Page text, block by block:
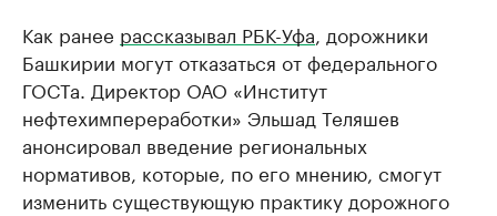
Как ранее рассказывал РБК-Уфа, дорожники
Башкирии могут отказаться от федерального
ГОСТа. Директор ОАО «Институт
нефтехимпереработки» Эльшад Теляшев
анонсировал введение региональных
нормативов, которые, по его мнению, смогут
изменить существующую практику дорожного